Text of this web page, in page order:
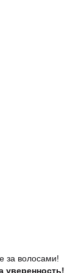
за волосами!
уверенность!